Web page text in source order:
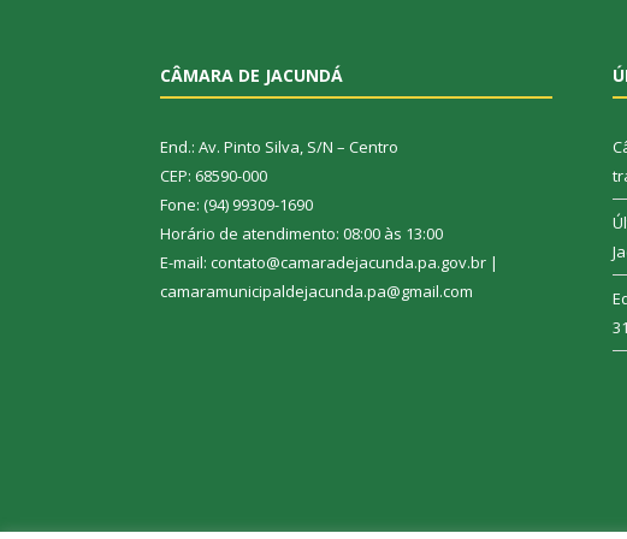
CÂMARA DE JACUNDÁ
End.: Av. Pinto Silva, S/N – Centro
CEP: 68590-000
Fone: (94) 99309-1690
Horário de atendimento: 08:00 às 13:00
E-mail: contato@camaradejacunda.pa.gov.br |
camaramunicipaldejacunda.pa@gmail.com